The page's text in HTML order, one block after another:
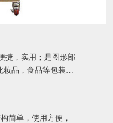
捷，实用；是图形部
妆品，食品等包装产
开始循环；按按钮
简单，使用方便，